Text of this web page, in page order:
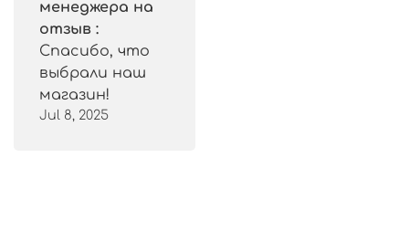
менеджера на
отзыв :
Спасибо, что
выбрали наш
магазин!
Jul 8, 2025